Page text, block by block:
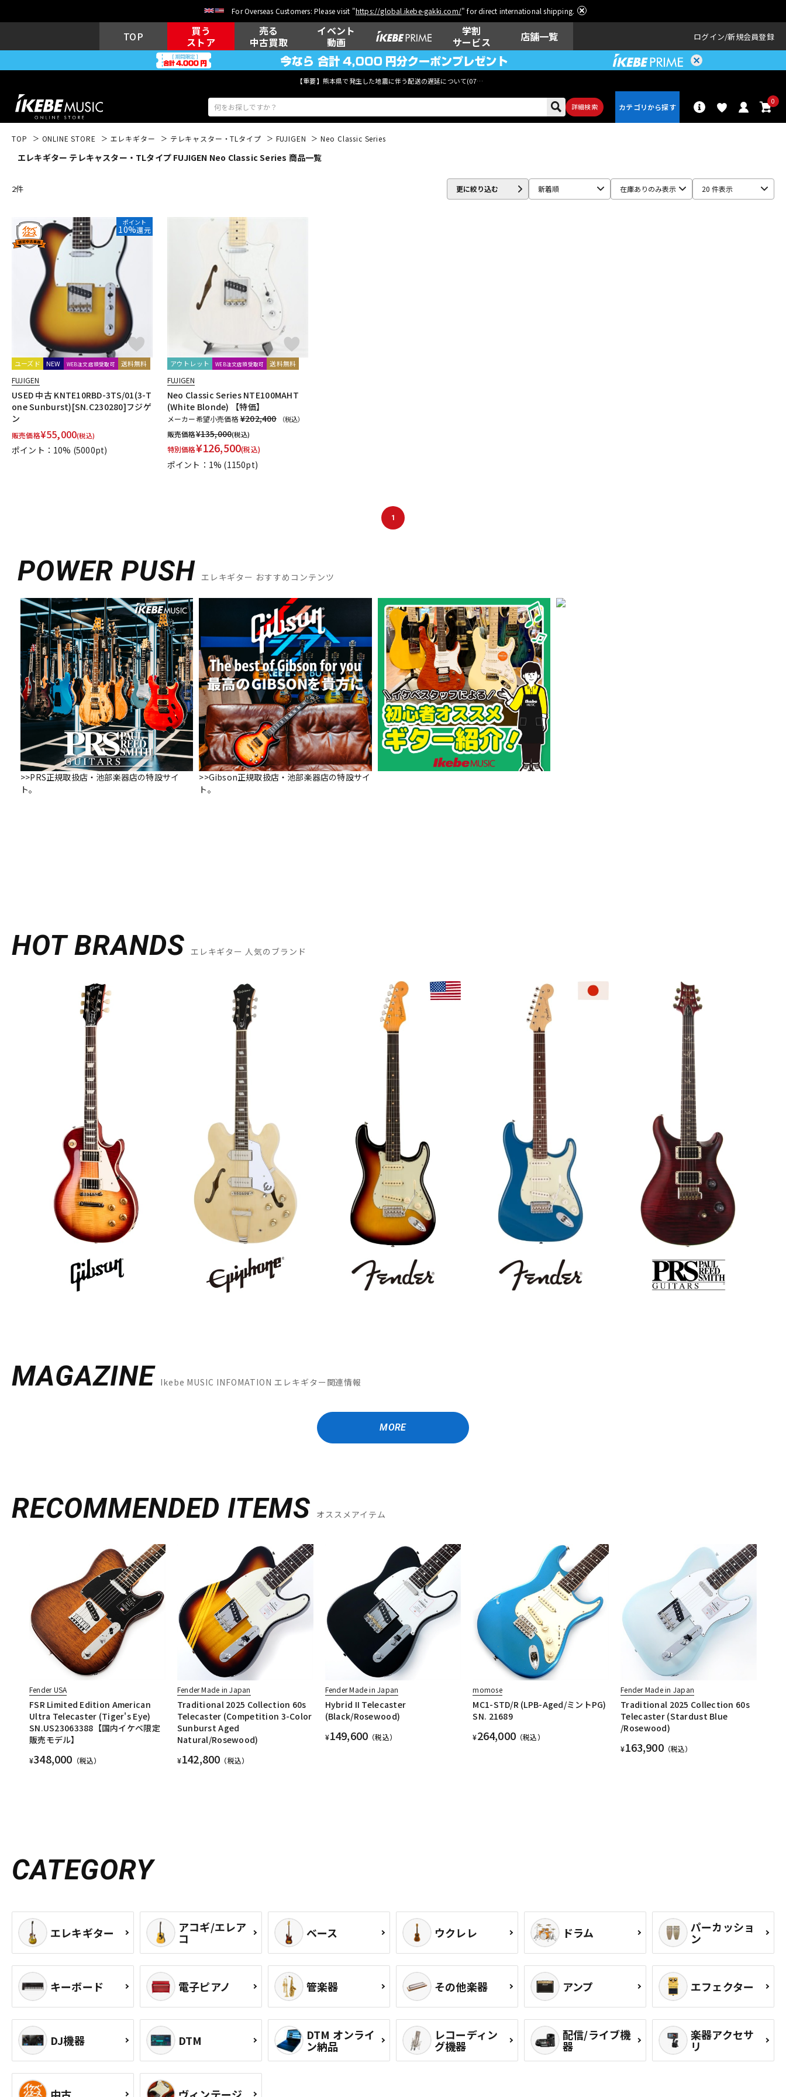
For Overseas Customers: Please visit "https://global.ikebe-gakki.com/" for direct international shipping.
TOP
買う
ストア
売る
中古買取
イベント
動画
学割
サービス
店舗一覧 ログイン 新規会員登録
【重要】熊本県で発生した地震に伴う配送の遅延について(07月29日
詳細検索
0
エレキギター アコギ/エレ
キーボード 電子ピアノ
DTM
中古
TOP ONLINE STORE エレキギター テレキャスター・TLタイプ FUJIGEN Neo Classic Series
エレキギター テレキャスター・TLタイプ FUJIGEN Neo Classic Series 商品一覧
2件 更に絞り込む 新着順 在庫ありのみ表示 20 件表示
ポイント
10%還元
ユーズド NEW WEB注文店頭受取可 送料無料
FUJIGEN
USED 中古 KNTE10RBD-3TS/01(3-T
one Sunburst)[SN.C230280]フジゲ
ン
販売価格¥55,000(税込)
ポイント：10% (5000pt)
アウトレット WEB注文店頭受取可 送料無料
FUJIGEN
Neo Classic Series NTE100MAHT
(White Blonde) 【特価】
メーカー希望小売価格¥202,400 （税込）
販売価格¥135,000(税込)
特別価格¥126,500(税込)
ポイント：1% (1150pt)
1
POWER PUSH エレキギター おすすめコンテンツ
>>PRS正規取扱店・池部楽器店の特設サイ
ト。
>>Gibson正規取扱店・池部楽器店の特設サイ
ト。
HOT BRANDS エレキギター 人気のブランド
MAGAZINE Ikebe MUSIC INFOMATION エレキギター関連情報
MORE
RECOMMENDED ITEMS オススメアイテム
Fender USA
FSR Limited Edition American
Ultra Telecaster (Tiger's Eye)
SN.US23063388【国内イケベ限定
販売モデル】
¥348,000 （税込）
Fender Made in Japan
Traditional 2025 Collection 60s
Telecaster (Competition 3-Color
Sunburst Aged
Natural/Rosewood)
¥142,800 （税込）
Fender Made in Japan
Hybrid II Telecaster
(Black/Rosewood)
¥149,600 （税込）
momose
MC1-STD/R (LPB-Aged/ミントPG)
SN. 21689
¥264,000 （税込）
Fender Made in Japan
Traditional 2025 Collection 60s
Telecaster (Stardust Blue
/Rosewood)
¥163,900（税込）
CATEGORY
エレキギター アコギ/エレア
コ ベース ウクレレ ドラム パーカッショ
ン
キーボード 電子ピアノ 管楽器 その他楽器 アンプ エフェクター
DJ機器 DTM DTM オンライ
ン納品
レコーディン
グ機器
配信/ライブ機
器
楽器アクセサ
リ